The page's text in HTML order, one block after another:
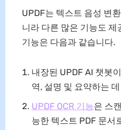
UPDF는 텍스트 음성 변
니라 다른 많은 기능도 제
기능은 다음과 같습니다.
내장된 UPDF AI 챗봇
역, 설명 및 요약하는
UPDF OCR 기능은 스
능한 텍스트 PDF 문서